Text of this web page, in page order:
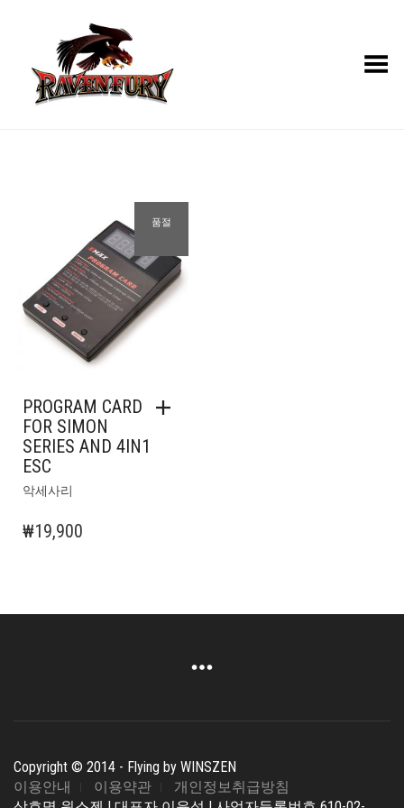
Toggle Menu
품절
PROGRAM CARD
FOR SIMON
SERIES AND 4IN1
ESC
악세사리
₩19,900
Copyright © 2014 - Flying by WINSZEN
이용안내
이용약관
개인정보취급방침